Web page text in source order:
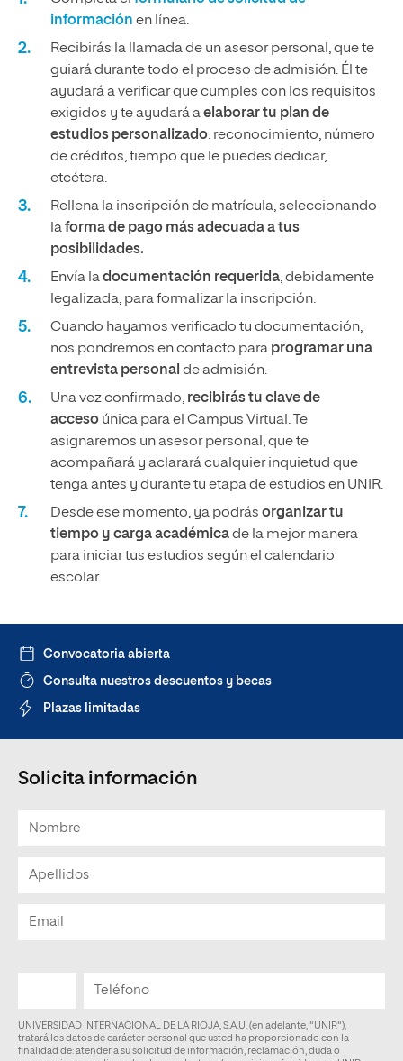
información en línea.
Recibirás la llamada de un asesor personal, que te
guiará durante todo el proceso de admisión. Él te
ayudará a verificar que cumples con los requisitos
exigidos y te ayudará aelaborar tu plan de
estudios personalizado: reconocimiento, número
de créditos, tiempo que le puedes dedicar,
etcétera.
Rellena la inscripción de matrícula, seleccionando
laforma de pago más adecuada a tus
posibilidades.
Envía ladocumentación requerida, debidamente
legalizada, para formalizar la inscripción.
Cuando hayamos verificado tu documentación,
nos pondremos en contacto para programar una
entrevista personal de admisión.
Una vez confirmado, recibirás tu clave de
acceso única para el Campus Virtual. Te
asignaremos un asesor personal, que te
acompañará y aclarará cualquier inquietud que
tenga antes y durante tu etapa de estudios en UNIR.
Desde ese momento, ya podrás organizar tu
tiempo y carga académicade la mejor manera
para iniciar tus estudios según el calendario
escolar.
Convocatoria abierta
Consulta nuestros descuentos y becas
Plazas limitadas
Solicita información